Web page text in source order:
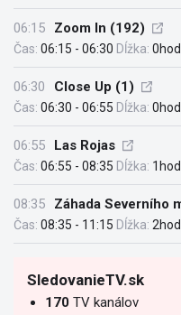
06:15 Zoom In (192)
Čas: 06:15 - 06:30 Dĺžka:
06:30 Close Up (1)
Čas: 06:30 - 06:55 Dĺžka:
06:55 Las Rojas
Čas: 06:55 - 08:35 Dĺžka:
08:35 Záhada Severního
Čas: 08:35 - 11:15 Dĺžka:
SledovanieTV.sk
170 TV kanálov